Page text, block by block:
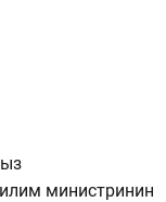
министринин